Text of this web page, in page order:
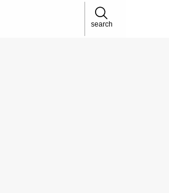
search